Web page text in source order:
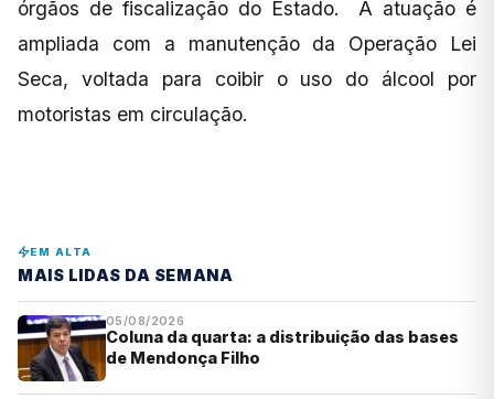
órgãos de fiscalização do Estado. A atuação é
ampliada com a manutenção da Operação Lei
Seca, voltada para coibir o uso do álcool por
motoristas em circulação.
EM ALTA
MAIS LIDAS DA SEMANA
05/08/2026
Coluna da quarta: a distribuição das bases
de Mendonça Filho